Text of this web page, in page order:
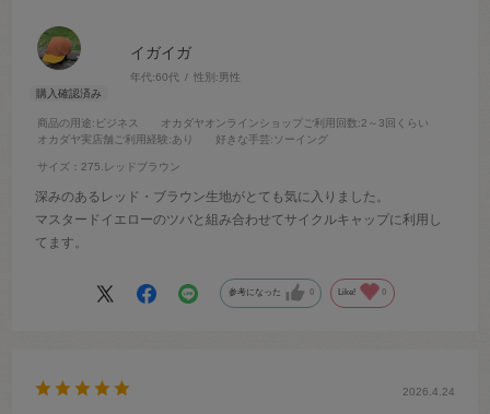
イガイガ
年代:60代 性別:男性
商品の用途:ビジネス オカダヤオンラインショップご利用回数:2～3回くらい
オカダヤ実店舗ご利用経験:あり 好きな手芸:ソーイング
サイズ：275.レッドブラウン
深みのあるレッド・ブラウン生地がとても気に入りました。
マスタードイエローのツバと組み合わせてサイクルキャップに利用し
てます。
参考になった 0 Like! 0
2026.4.24